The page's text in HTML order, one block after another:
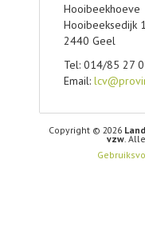
Hooibeekhoeve
Hooibeeksedijk 1
2440 Geel
Tel: 014/85 27
Email:
Copyright © 2026
vzw.